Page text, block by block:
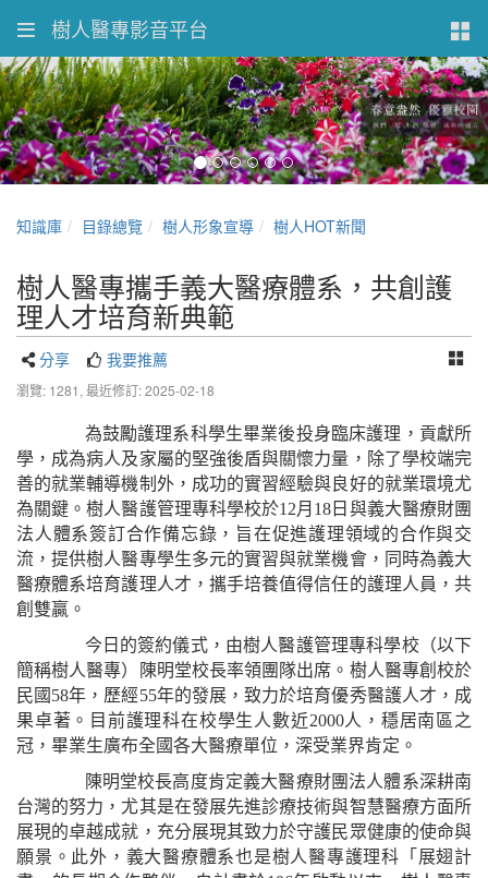
樹人醫專影音平台
知識庫 目錄總覽 樹人形象宣導 樹人HOT新聞
樹人醫專攜手義大醫療體系，共創護
理人才培育新典範
分享 我要推薦
瀏覽: 1281, 最近修訂: 2025-02-18
為鼓勵護理系科學生畢業後投身臨床護理，貢獻所
學，成為病人及家屬的堅強後盾與關懷力量，除了學校端完
善的就業輔導機制外，成功的實習經驗與良好的就業環境尤
為關鍵。樹人醫護管理專科學校於12月18日與義大醫療財團
法人體系簽訂合作備忘錄，旨在促進護理領域的合作與交
流，提供樹人醫專學生多元的實習與就業機會，同時為義大
醫療體系培育護理人才，攜手培養值得信任的護理人員，共
創雙贏。
今日的簽約儀式，由樹人醫護管理專科學校（以下
簡稱樹人醫專）陳明堂校長率領團隊出席。樹人醫專創校於
民國58年，歷經55年的發展，致力於培育優秀醫護人才，成
果卓著。目前護理科在校學生人數近2000人，穩居南區之
冠，畢業生廣布全國各大醫療單位，深受業界肯定。
陳明堂校長高度肯定義大醫療財團法人體系深耕南
台灣的努力，尤其是在發展先進診療技術與智慧醫療方面所
展現的卓越成就，充分展現其致力於守護民眾健康的使命與
願景。此外，義大醫療體系也是樹人醫專護理科「展翅計